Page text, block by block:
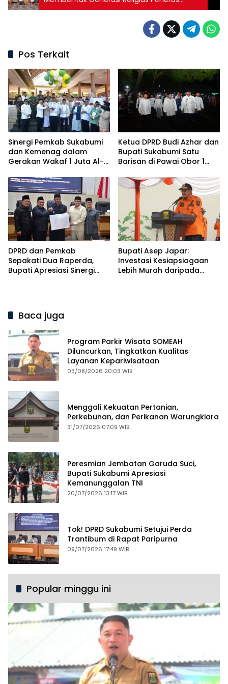
Bangsa.
Pos Terkait
Sinergi Pemkab Sukabumi
dan Kemenag dalam
Gerakan Wakaf 1 Juta Al-
Ketua DPRD Budi Azhar dan
Bupati Sukabumi Satu
Barisan di Pawai Obor 1
DPRD dan Pemkab
Sepakati Dua Raperda,
Bupati Apresiasi Sinergi
Bupati Asep Japar:
Investasi Kesiapsiagaan
Lebih Murah daripada
Baca juga
Program Parkir Wisata SOMEAH
Diluncurkan, Tingkatkan Kualitas
Layanan Kepariwisataan
03/08/2026 20:03 WIB
Menggali Kekuatan Pertanian,
Perkebunan, dan Perikanan Warungkiara
31/07/2026 07:09 WIB
Peresmian Jembatan Garuda Suci,
Bupati Sukabumi Apresiasi
Kemanunggalan TNI
20/07/2026 13:17 WIB
Tok! DPRD Sukabumi Setujui Perda
Trantibum di Rapat Paripurna
09/07/2026 17:49 WIB
Popular minggu ini